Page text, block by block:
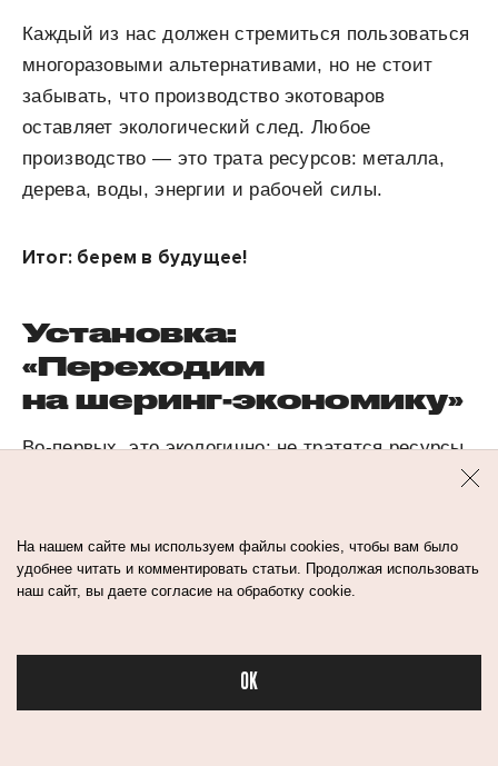
Бьюти в
Каждый из нас должен стремиться пользоваться
многоразовыми альтернативами, но не стоит
забывать, что производство экотоваров
оставляет экологический след. Любое
производство — это трата ресурсов: металла,
дерева, воды, энергии и рабочей силы.
Итог: берем в будущее!
Установка:
«Переходим
на шеринг-экономику»
Во-первых, это экологично: не тратятся ресурсы
на создание чего-то нового, во-вторых, экономно.
В Швеции уже давно открыт ТЦ с б/у вещами
и мебелью. За последние пару лет и в нашей
стране стали популярны шеринг-сервисы: люди
На нашем сайте мы используем файлы cookies, чтобы вам было
удобнее читать и комментировать статьи. Продолжая использовать
наш сайт, вы даете согласие на обработку cookie.
OK